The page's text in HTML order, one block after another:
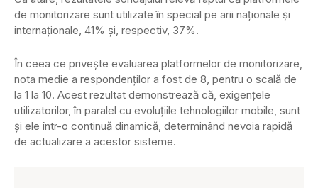
de monitorizare sunt utilizate în special pe arii naţionale şi
internaţionale, 41% şi, respectiv, 37%.
În ceea ce priveşte evaluarea platformelor de monitorizare,
nota medie a respondenţilor a fost de 8, pentru o scală de
la 1 la 10. Acest rezultat demonstrează că, exigenţele
utilizatorilor, în paralel cu evoluţiile tehnologiilor mobile, sunt
şi ele într-o continuă dinamică, determinând nevoia rapidă
de actualizare a acestor sisteme.